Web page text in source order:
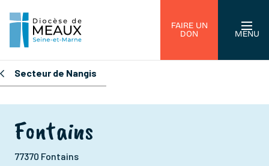
FAIRE UN
DON
MENU
Secteur de Nangis
Fontains
77370 Fontains